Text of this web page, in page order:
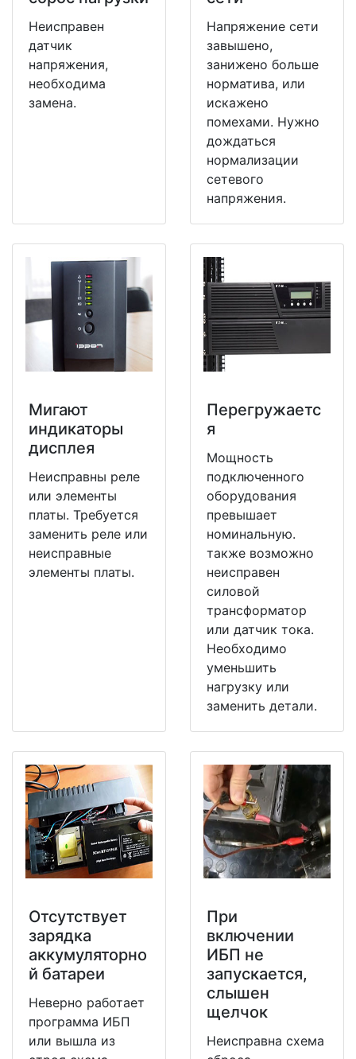
Неисправен
датчик
напряжения,
необходима
замена.
Напряжение сети
завышено,
занижено больше
норматива, или
искажено
помехами. Нужно
дождаться
нормализации
сетевого
напряжения.
Мигают
индикаторы
дисплея
Неисправны реле
или элементы
платы. Требуется
заменить реле или
неисправные
элементы платы.
Перегружаетс
я
Мощность
подключенного
оборудования
превышает
номинальную.
также возможно
неисправен
силовой
трансформатор
или датчик тока.
Необходимо
уменьшить
нагрузку или
заменить детали.
Отсутствует
зарядка
аккумуляторно
й батареи
Неверно работает
программа ИБП
или вышла из
При
включении
ИБП не
запускается,
слышен
щелчок
Неисправна схема